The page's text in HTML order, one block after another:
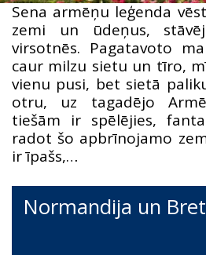
Sena armēņu leģenda
zemi un ūdeņus,
virsotnēs. Pagatavoto
caur milzu sietu un tīro,
vienu pusi, bet sietā
otru, uz tagadējo
tiešām ir spēlējies,
radot šo apbrīnojamo
ir īpašs,…
Normandija un